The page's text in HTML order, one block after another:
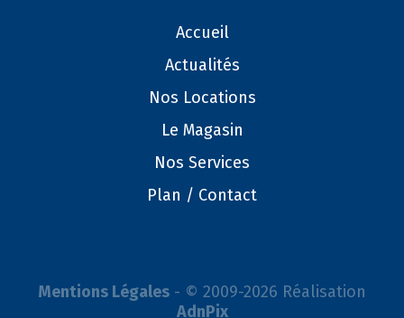
Accueil
Actualités
Nos Locations
Le Magasin
Nos Services
Plan / Contact
Mentions Légales - © 2009-2026 Réalisation
AdnPix